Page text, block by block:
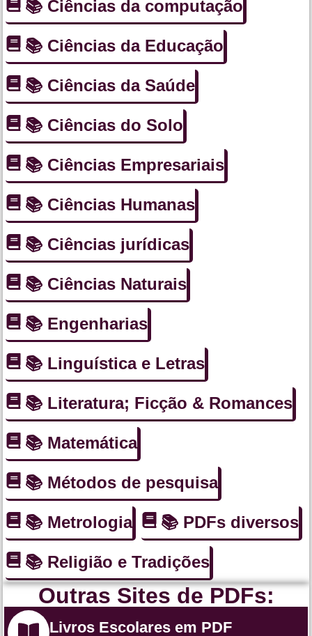
📚 Ciências da computação
📚 Ciências da Educação
📚 Ciências da Saúde
📚 Ciências do Solo
📚 Ciências Empresariais
📚 Ciências Humanas
📚 Ciências jurídicas
📚 Ciências Naturais
📚 Engenharias
📚 Linguística e Letras
📚 Literatura; Ficção & Romances
📚 Matemática
📚 Métodos de pesquisa
📚 Metrologia 📚 PDFs diversos
📚 Religião e Tradições
Outras Sites de PDFs:
Livros Escolares em PDF